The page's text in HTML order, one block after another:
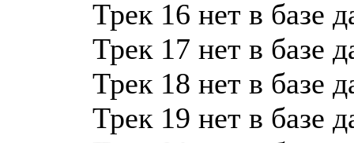
Трек 16 нет в базе
Трек 17 нет в базе
Трек 18 нет в базе
Трек 19 нет в базе